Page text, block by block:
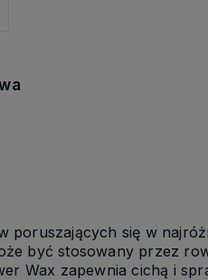
poruszających się w
być stosowany przez
Wax zapewnia cichą i